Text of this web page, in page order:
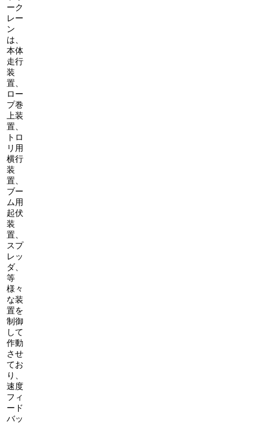
ーク
レー
ン
は、
本体
走行
装
置、
ロー
プ巻
上装
置、
トロ
リ用
横行
装
置、
ブー
ム用
起伏
装
置、
スプ
レッ
ダ、
等
様々
な装
置を
制御
して
作動
させ
てお
り、
速度
フィ
ード
バッ